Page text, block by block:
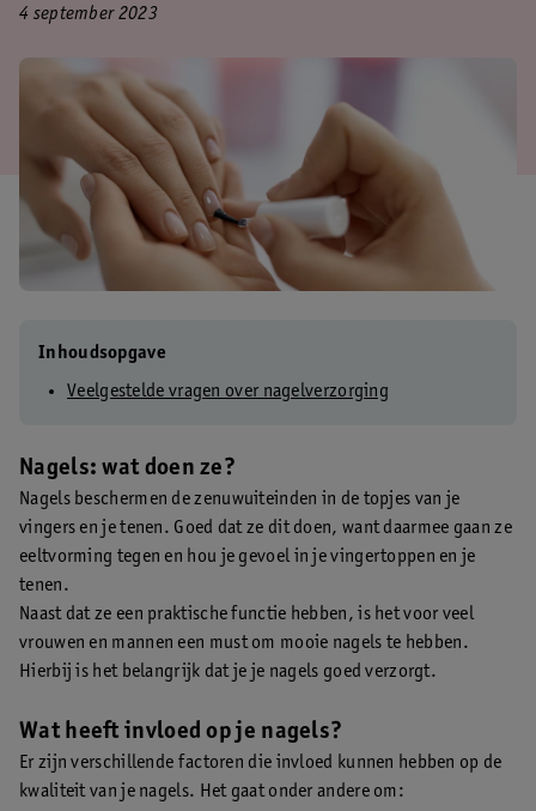
4 september 2023
Inhoudsopgave
Veelgestelde vragen over nagelverzorging
Nagels: wat doen ze?
Nagels beschermen de zenuwuiteinden in de topjes van je
vingers en je tenen. Goed dat ze dit doen, want daarmee gaan ze
eeltvorming tegen en hou je gevoel in je vingertoppen en je
tenen.
Naast dat ze een praktische functie hebben, is het voor veel
vrouwen en mannen een must om mooie nagels te hebben.
Hierbij is het belangrijk dat je je nagels goed verzorgt.
Wat heeft invloed op je nagels?
Er zijn verschillende factoren die invloed kunnen hebben op de
kwaliteit van je nagels. Het gaat onder andere om: